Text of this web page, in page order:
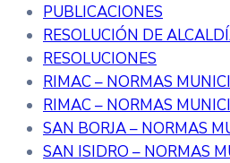
PUBLICACIONES
RESOLUCIÓN DE
RESOLUCIONES
RIMAC – NORMAS
RIMAC – NORMAS
SAN BORJA – NORMAS
SAN ISIDRO – NORMAS